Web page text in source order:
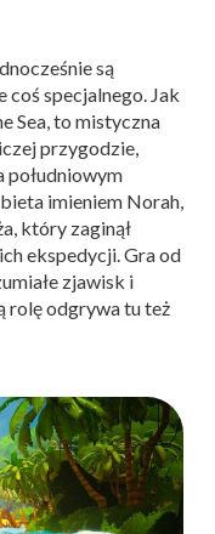
są
specjalnego. Jak
Sea, to mistyczna
przygodzie,
południowym
imieniem Norah,
który zaginął
ekspedycji. Gra od
zjawisk i
rolę odgrywa tu też